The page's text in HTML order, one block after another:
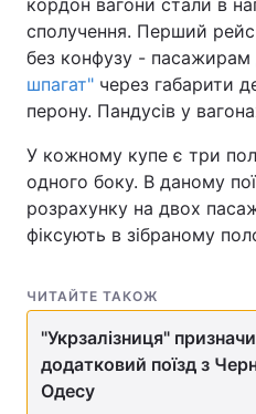
кордон вагони стали в
сполучення. Перший рейс
без конфузу - пасажирам
шпагат" через габарити
перону. Пандусів у
У кожному купе є три
одного боку. В даному
розрахунку на двох
фіксують в зібраному
ЧИТАЙТЕ ТАКОЖ
"Укрзалізниця"
додатковий поїзд з
Одесу